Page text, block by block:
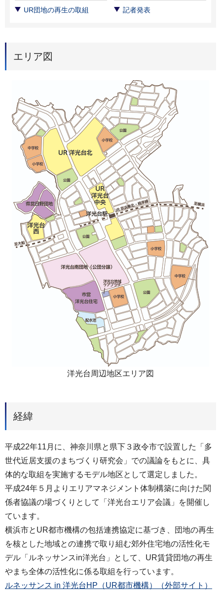
UR団地の再生の取組 記者発表
エリア図
洋光台周辺地区エリア図
経緯
平成22年11月に、神奈川県と県下３政令市で設置した「多
世代近居支援のまちづくり研究会」での議論をもとに、具
体的な取組を実施するモデル地区として選定しました。
平成24年５月よりエリアマネジメント体制構築に向けた関
係者協議の場づくりとして「洋光台エリア会議」を開催し
ています。
横浜市とUR都市機構の包括連携協定に基づき、団地の再生
を核とした地域との連携で取り組む郊外住宅地の活性化モ
デル「ルネッサンスin洋光台」として、UR賃貸団地の再生
やまち全体の活性化に係る取組を行っています。
ルネッサンス in 洋光台HP（UR都市機構）（外部サイト）